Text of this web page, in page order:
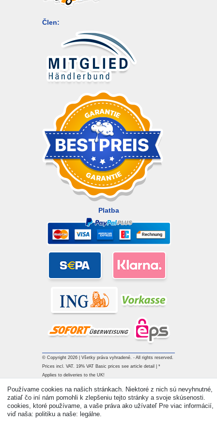
Člen:
Platba
© Copyright 2026 | Všetky práva vyhradené. - All rights reserved.
Prices incl. VAT. 19% VAT Basic prices see article detail | *
Applies to deliveries to the UK!
Používame cookies na našich stránkach. Niektoré z nich sú nevyhnutné,
zatiaľ čo iní nám pomohli k zlepšeniu tejto stránky a svoje skúsenosti.
cookies, ktoré používame, a vaše práva ako užívateľ Pre viac informácií,
viď naša: politiku a naše: legálne.
Withdraw from contract here Kontakt